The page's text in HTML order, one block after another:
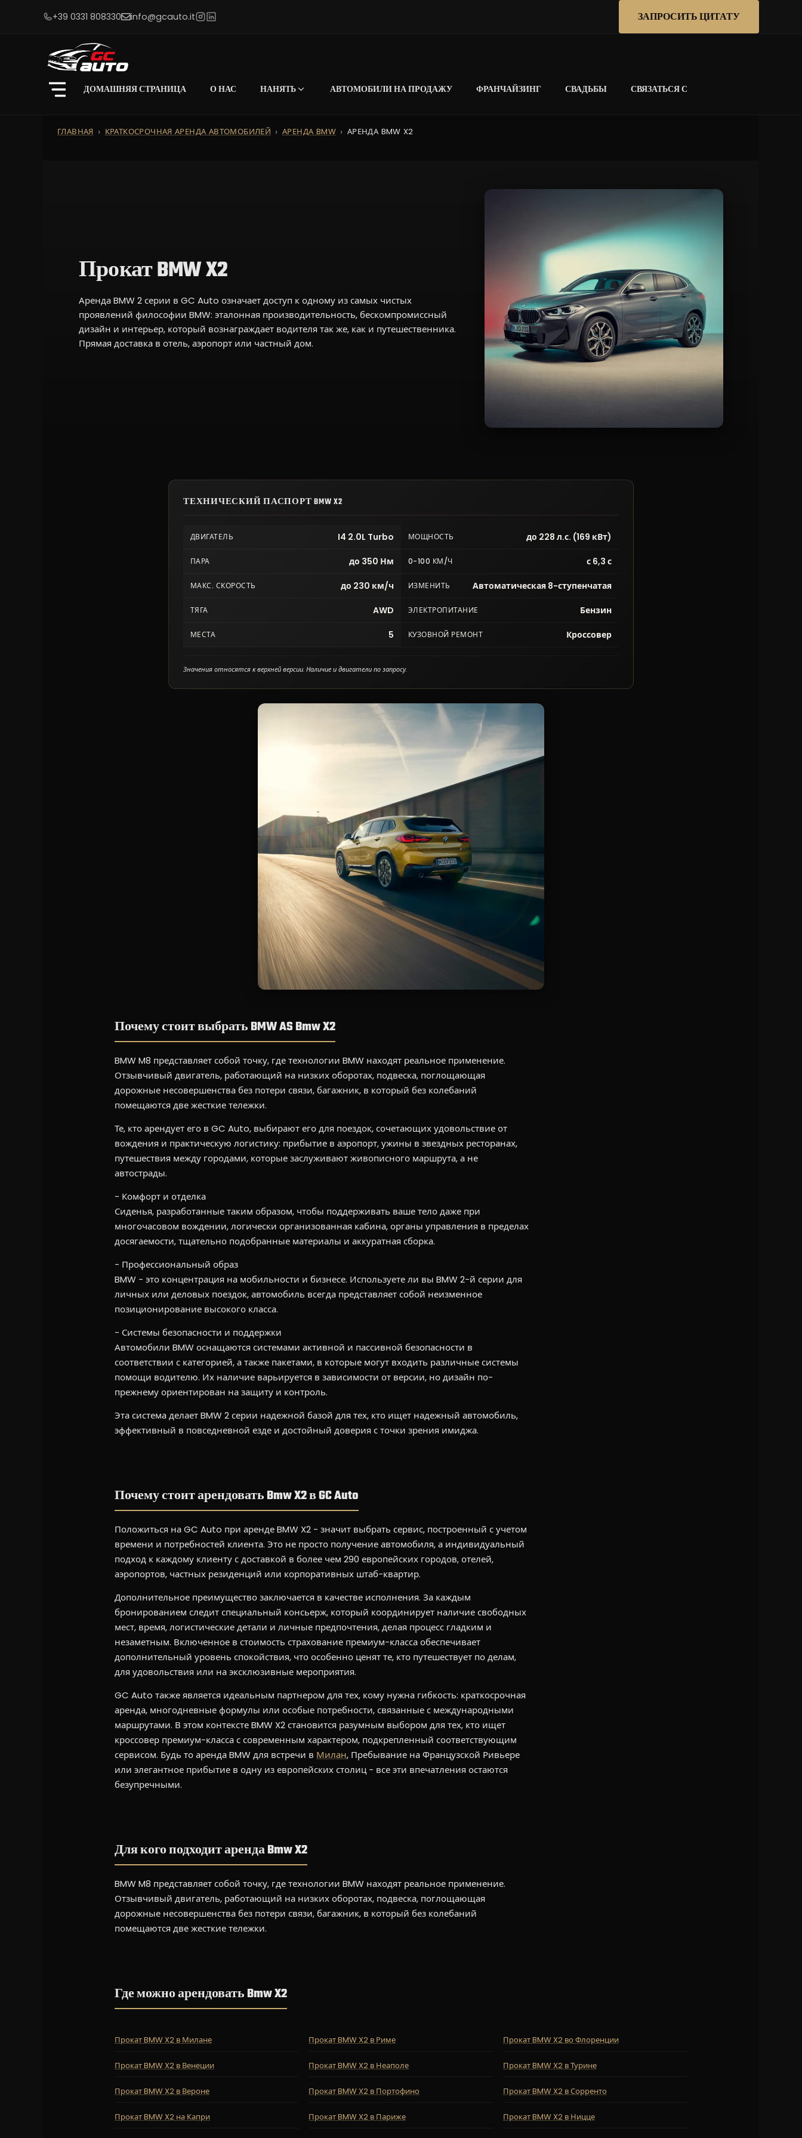
+39 0331 808330 info@gcauto.it ЗАПРОСИТЬ ЦИТАТУ
ДОМАШНЯЯ СТРАНИЦА О НАС НАНЯТЬ АВТОМОБИЛИ НА ПРОДАЖУ ФРАНЧАЙЗИНГ СВАДЬБЫ СВЯЗАТЬСЯ С
ГЛАВНАЯ КРАТКОСРОЧНАЯ АРЕНДА АВТОМОБИЛЕЙ АРЕНДА BMW АРЕНДА BMW X2
Прокат BMW X2
Аренда BMW 2 серии в GC Auto означает доступ к одному из самых чистых
проявлений философии BMW: эталонная производительность, бескомпромиссный
дизайн и интерьер, который вознаграждает водителя так же, как и путешественника.
Прямая доставка в отель, аэропорт или частный дом.
ТЕХНИЧЕСКИЙ ПАСПОРТ BMW X2
ДВИГАТЕЛЬ I4 2.0L Turbo МОЩНОСТЬ до 228 л.с. (169 кВт)
ПАРА до 350 Нм 0-100 КМ/Ч с 6,3 с
МАКС. СКОРОСТЬ до 230 км/ч ИЗМЕНИТЬ Автоматическая 8-ступенчатая
ТЯГА AWD ЭЛЕКТРОПИТАНИЕ Бензин
МЕСТА 5 КУЗОВНОЙ РЕМОНТ Кроссовер
Значения относятся к верхней версии. Наличие и двигатели по запросу.
Почему стоит выбрать BMW AS Bmw X2
BMW M8 представляет собой точку, где технологии BMW находят реальное применение.
Отзывчивый двигатель, работающий на низких оборотах, подвеска, поглощающая
дорожные несовершенства без потери связи, багажник, в который без колебаний
помещаются две жесткие тележки.
Те, кто арендует его в GC Auto, выбирают его для поездок, сочетающих удовольствие от
вождения и практическую логистику: прибытие в аэропорт, ужины в звездных ресторанах,
путешествия между городами, которые заслуживают живописного маршрута, а не
автострады.
- Комфорт и отделка
Сиденья, разработанные таким образом, чтобы поддерживать ваше тело даже при
многочасовом вождении, логически организованная кабина, органы управления в пределах
досягаемости, тщательно подобранные материалы и аккуратная сборка.
- Профессиональный образ
BMW - это концентрация на мобильности и бизнесе. Используете ли вы BMW 2-й серии для
личных или деловых поездок, автомобиль всегда представляет собой неизменное
позиционирование высокого класса.
- Системы безопасности и поддержки
Автомобили BMW оснащаются системами активной и пассивной безопасности в
соответствии с категорией, а также пакетами, в которые могут входить различные системы
помощи водителю. Их наличие варьируется в зависимости от версии, но дизайн по-
прежнему ориентирован на защиту и контроль.
Эта система делает BMW 2 серии надежной базой для тех, кто ищет надежный автомобиль,
эффективный в повседневной езде и достойный доверия с точки зрения имиджа.
Почему стоит арендовать Bmw X2 в GC Auto
Положиться на GC Auto при аренде BMW X2 - значит выбрать сервис, построенный с учетом
времени и потребностей клиента. Это не просто получение автомобиля, а индивидуальный
подход к каждому клиенту с доставкой в более чем 290 европейских городов, отелей,
аэропортов, частных резиденций или корпоративных штаб-квартир.
Дополнительное преимущество заключается в качестве исполнения. За каждым
бронированием следит специальный консьерж, который координирует наличие свободных
мест, время, логистические детали и личные предпочтения, делая процесс гладким и
незаметным. Включенное в стоимость страхование премиум-класса обеспечивает
дополнительный уровень спокойствия, что особенно ценят те, кто путешествует по делам,
для удовольствия или на эксклюзивные мероприятия.
GC Auto также является идеальным партнером для тех, кому нужна гибкость: краткосрочная
аренда, многодневные формулы или особые потребности, связанные с международными
маршрутами. В этом контексте BMW X2 становится разумным выбором для тех, кто ищет
кроссовер премиум-класса с современным характером, подкрепленный соответствующим
сервисом. Будь то аренда BMW для встречи в Милан, Пребывание на Французской Ривьере
или элегантное прибытие в одну из европейских столиц - все эти впечатления остаются
безупречными.
Для кого подходит аренда Bmw X2
BMW M8 представляет собой точку, где технологии BMW находят реальное применение.
Отзывчивый двигатель, работающий на низких оборотах, подвеска, поглощающая
дорожные несовершенства без потери связи, багажник, в который без колебаний
помещаются две жесткие тележки.
Где можно арендовать Bmw X2
Прокат BMW X2 в Милане Прокат BMW X2 в Риме Прокат BMW X2 во Флоренции
Прокат BMW X2 в Венеции Прокат BMW X2 в Неаполе Прокат BMW X2 в Турине
Прокат BMW X2 в Вероне Прокат BMW X2 в Портофино Прокат BMW X2 в Сорренто
Прокат BMW X2 на Капри Прокат BMW X2 в Париже Прокат BMW X2 в Ницце